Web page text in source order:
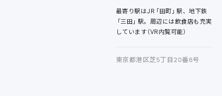
最寄り駅はJR「田町」駅、地下鉄
「三田」駅。周辺には飲食店も充実
しています（VR内覧可能）
東京都港区芝5丁目20番6号